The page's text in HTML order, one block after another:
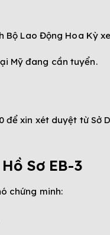
Lao Động Hoa Kỳ
Mỹ đang cần tuyển.
xin xét duyệt từ Sở
Sơ EB-3
chứng minh: